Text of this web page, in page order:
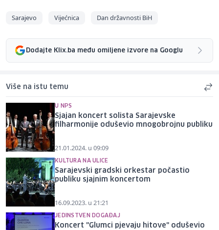
Sarajevo Vijećnica Dan državnosti BiH
Dodajte Klix.ba među omiljene izvore na Googlu
Više na istu temu
U NPS
Sjajan koncert solista Sarajevske
filharmonije oduševio mnogobrojnu publiku
21.01.2024. u 09:09
KULTURA NA ULICE
Sarajevski gradski orkestar počastio
publiku sjajnim koncertom
16.09.2023. u 21:21
JEDINSTVEN DOGAĐAJ
Koncert "Glumci pjevaju hitove" oduševio